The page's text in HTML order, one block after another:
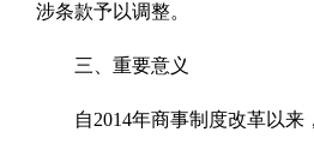
涉条款予以调整。
三、重要意义
自2014年商事制度改革以